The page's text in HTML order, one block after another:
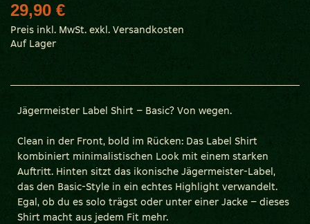
der
Bildgalerie
springen
29,90 €
Preis inkl. MwSt. exkl. Versandkosten
Auf Lager
Jägermeister Label Shirt – Basic? Von wegen.
Clean in der Front, bold im Rücken: Das Label Shirt
kombiniert minimalistischen Look mit einem starken
Auftritt. Hinten sitzt das ikonische Jägermeister-Label,
das den Basic-Style in ein echtes Highlight verwandelt.
Egal, ob du es solo trägst oder unter einer Jacke – dieses
Shirt macht aus jedem Fit mehr.